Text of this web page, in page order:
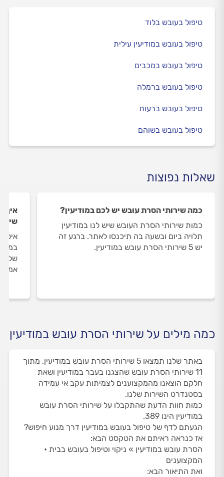
טיפול בעובש בלוד
טיפול בעובש במודיעין עילית
טיפול בעובש במכבים
טיפול בעובש ברמלה
טיפול בעובש ברעות
טיפול בעובש בשוהם
שאלות נפוצות
כמה שירותי הסרת עובש יש לכם במודיעין?
כמות שירותי הסרת העובש שיש לנו במודיעין
תלויה ביום ובשעה בה תיכנסו לאתר. ברגע זה
יש 5 שירותי הסרת עובש במודיעין.
איך
כמה מילים על שירותי הסרת עובש במודיעין
באתר שלנו תמצאו 5 שירותי הסרת עובש במודיעין, מתוך
11 שירותי הסרת עובש שהצגנו בעבר במודיעין ושאת
חלקם הוצאנו מהמקצוענים לצמיתות עקב אי עמידה
בסטנדרט השירות שלנו.
כמות חוות הדעת שהתקבלו על שירותי הסרת עובש
במודיעין הינו 389.
הגעתם לדף של טיפול בעובש במודיעין דרך מנוע חיפוש?
אז כנראה ראיתם את הטקסט הבא:
הסרת עובש במודיעין » ניקוי וטיפול בעובש בבית •
המקצוענים
ואת התיאור הבא: